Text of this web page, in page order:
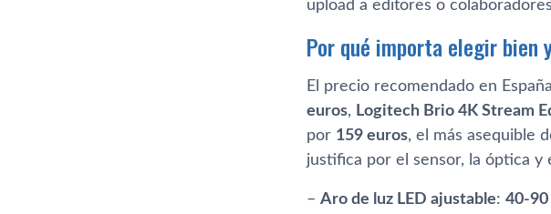
upload a editores o
Por qué importa elegir bien
El precio recomendado en
euros, Logitech Brio 4K Stream
por 159 euros, el más asequible
justifica por el sensor, la óptica
– Aro de luz LED ajustable: 40-90